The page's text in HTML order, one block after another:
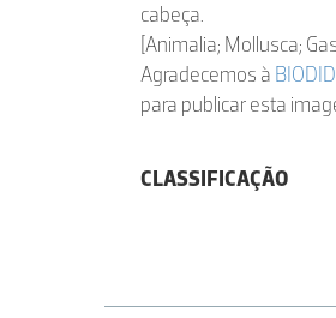
cabeça.
[Animalia; Mollusca;
Agradecemos à
para publicar esta
CLASSIFICAÇÃO